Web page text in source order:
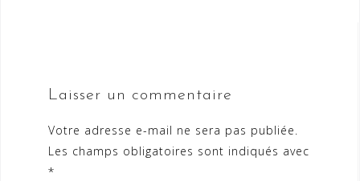
Laisser un commentaire
Votre adresse e-mail ne sera pas publiée.
Les champs obligatoires sont indiqués avec
*